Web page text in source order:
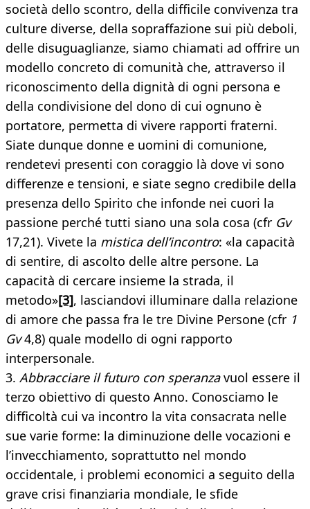
società dello scontro, della difficile convivenza tra
culture diverse, della sopraffazione sui più deboli,
delle disuguaglianze, siamo chiamati ad offrire un
modello concreto di comunità che, attraverso il
riconoscimento della dignità di ogni persona e
della condivisione del dono di cui ognuno è
portatore, permetta di vivere rapporti fraterni.
Siate dunque donne e uomini di comunione,
rendetevi presenti con coraggio là dove vi sono
differenze e tensioni, e siate segno credibile della
presenza dello Spirito che infonde nei cuori la
passione perché tutti siano una sola cosa (cfr Gv
17,21). Vivete la mistica dell’incontro: «la capacità
di sentire, di ascolto delle altre persone. La
capacità di cercare insieme la strada, il
metodo»[3], lasciandovi illuminare dalla relazione
di amore che passa fra le tre Divine Persone (cfr 1
Gv4,8) quale modello di ogni rapporto
interpersonale.
3. Abbracciare il futuro con speranzavuol essere il
terzo obiettivo di questo Anno. Conosciamo le
difficoltà cui va incontro la vita consacrata nelle
sue varie forme: la diminuzione delle vocazioni e
l’invecchiamento, soprattutto nel mondo
occidentale, i problemi economici a seguito della
grave crisi finanziaria mondiale, le sfide